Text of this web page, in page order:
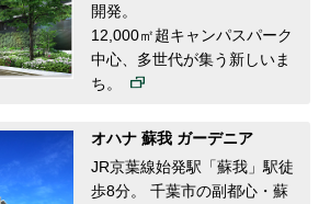
開発。
12,000㎡超キャンパスパーク
中心、多世代が集う新しいま
ち。
オハナ 蘇我 ガーデニア
JR京葉線始発駅「蘇我」駅徒
歩8分。 千葉市の副都心・蘇